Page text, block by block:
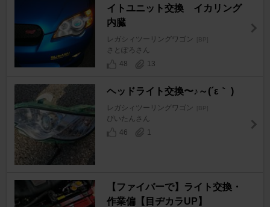
イトユニット交換 イカリング
内臓
レガシィツーリングワゴン [BP]
さとぽろさん
48
13
ヘッドライト交換〜♪～(´ε｀ )
レガシィツーリングワゴン [BP]
ぴいたんさん
46
1
【ファイバーで】ライト交換・
作業偏【目ヂカラUP】